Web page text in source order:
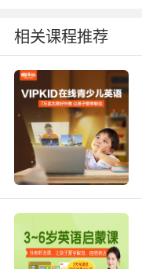
相关课程推荐